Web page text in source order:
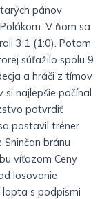
pánov
V ňom sa
3:1 (1:0). Potom
súťažilo spolu 9
a hráči z tímov
najlepšie počínal
potvrdiť
postavil tréner
Sninčan bránu
víťazom Ceny
losovanie
s podpismi